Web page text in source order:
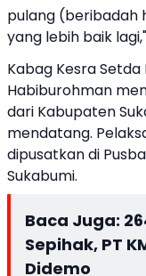
pulang (beribadah
yang lebih baik
Kabag Kesra
Habiburohman
dari Kabupaten
mendatang.
dipusatkan di
Sukabumi.
Baca Juga:
Sepihak, PT
Didemo